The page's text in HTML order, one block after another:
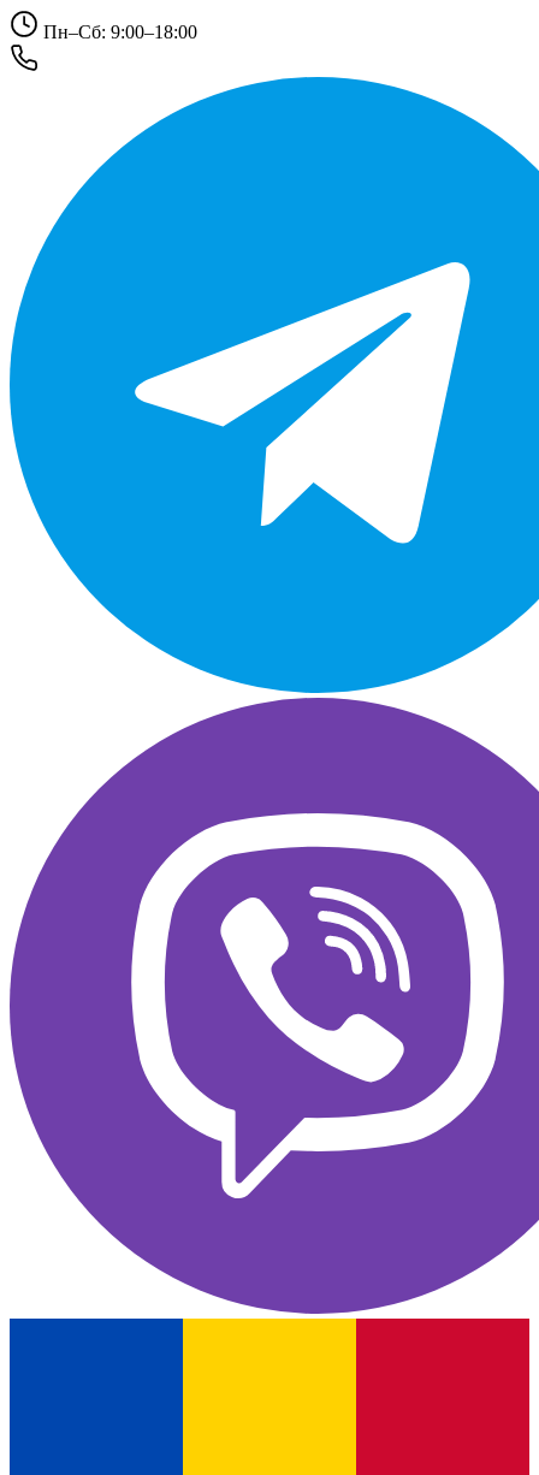
Пн–Сб: 9:00–18:00